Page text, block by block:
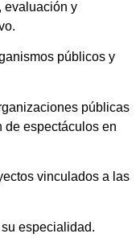
evaluación y
públicos y
públicas
de espectáculos en
vinculados a las
especialidad.